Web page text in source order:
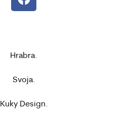
Hrabra.
Svoja.
Kuky Design.